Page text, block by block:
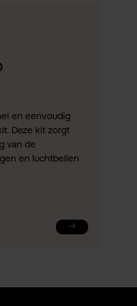
en eenvoudig
Deze kit zorgt
van de
en luchtbellen